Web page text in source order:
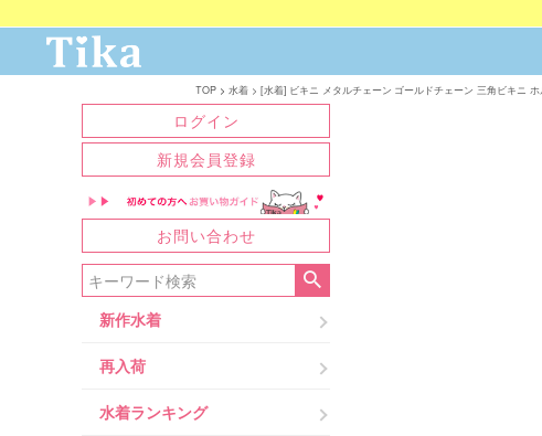
TOP 水着 [水着] ビキニ メタルチェーン ゴールドチェーン 三角ビキニ
ログイン
新規会員登録
お問い合わせ
新作水着
再入荷
水着ランキング